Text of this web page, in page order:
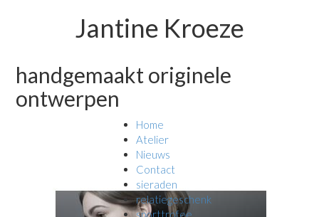
Jantine Kroeze
handgemaakt originele
ontwerpen
Home
Atelier
Nieuws
Contact
sieraden
relatiegeschenk
sporttrofee